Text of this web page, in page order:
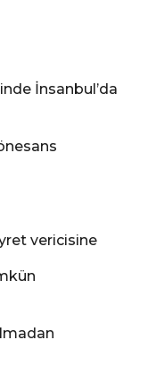
İnsanbul’da
vericisine